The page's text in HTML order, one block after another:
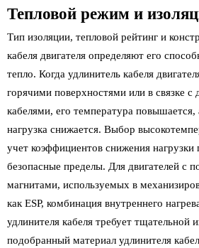
Тепловой режим и
Тип изоляции, тепловой рейтинг и
кабеля двигателя определяют его
тепло. Когда удлинитель кабеля
горячими поверхностями или в связке
кабелями, его температура повышается,
нагрузка снижается. Выбор
учет коэффициентов снижения
безопасные пределы. Для двигателей с
магнитами, используемых в
как ESP, комбинация внутреннего
удлинителя кабеля требует тщательной
подобранный материал удлинителя